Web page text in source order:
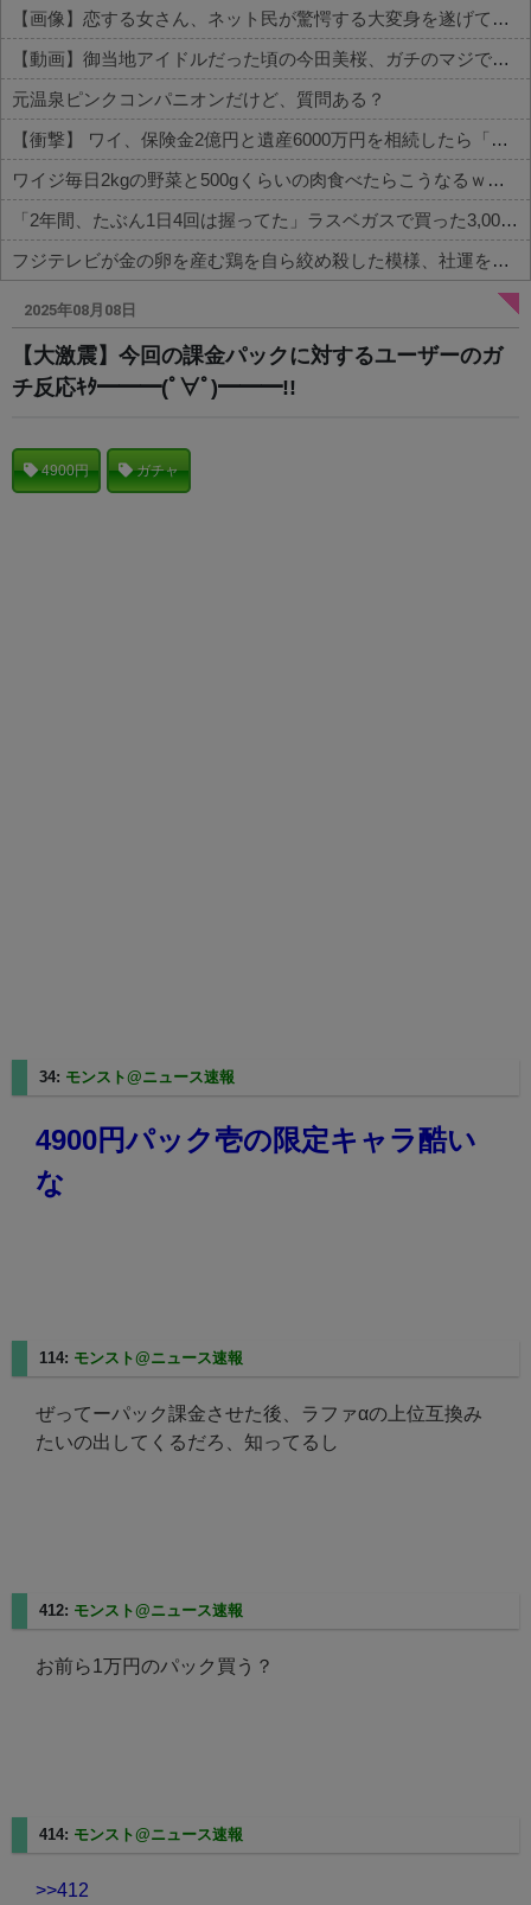
【画像】恋する女さん、ネット民が驚愕する大変身を遂げてしまう←コレは凄過ぎるw w w w w w w w
【動画】御当地アイドルだった頃の今田美桜、ガチのマジで可愛くてワイらをびびらせまくってしまうw w w w w w w w
元温泉ピンクコンパニオンだけど、質問ある？
【衝撃】 ワイ、保険金2億円と遺産6000万円を相続したら「こう」なった・・・
ワイジ毎日2kgの野菜と500gくらいの肉食べたらこうなるｗｗｗ
「2年間、たぶん1日4回は握ってた」ラスベガスで買った3,000円のキーホルダーを調べたら
フジテレビが金の卵を産む鶏を自ら絞め殺した模様、社運を賭けたドル箱コンテンツが御蔵入りになってしまい……
Powered by livedoor 相互RSS
2025年08月08日
【大激震】今回の課金パックに対するユーザーのガ
チ反応ｷﾀ━━━(ﾟ∀ﾟ)━━━!!
4900円 ガチャ
34: モンスト@ニュース速報
4900円パック壱の限定キャラ酷い
な
114: モンスト@ニュース速報
ぜってーパック課金させた後、ラファαの上位互換み
たいの出してくるだろ、知ってるし
412: モンスト@ニュース速報
お前ら1万円のパック買う？
414: モンスト@ニュース速報
>>412